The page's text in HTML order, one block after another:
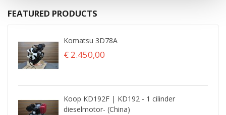
FEATURED PRODUCTS
Komatsu 3D78A
€ 2.450,00
Koop KD192F | KD192 - 1 cilinder
dieselmotor- (China)